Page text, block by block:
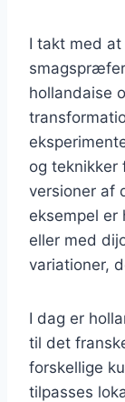
I takt med
hollandaise
og
versioner af
eksempel er
eller med
variationer,
I dag er
til det
forskellige
tilpasses